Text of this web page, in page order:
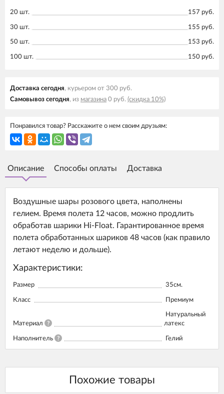
20 шт. 157 руб.
30 шт. 155 руб.
50 шт. 153 руб.
100 шт. 150 руб.
Доставка cегодня, курьером от 300 руб.
Самовывоз cегодня, из магазина 0 руб. (скидка 10%)
Понравился товар? Расскажите о нем своим друзьям:
Описание Способы оплаты Доставка
Воздушные шары розового цвета, наполнены
гелием. Время полета 12 часов, можно продлить
обработав шарики Hi-Float. Гарантированное время
полета обработанных шариков 48 часов (как правило
летают неделю и дольше).
Характеристики:
Размер 35см.
Класс Премиум
Материал ?
Натуральный
латекс
Наполнитель ? Гелий